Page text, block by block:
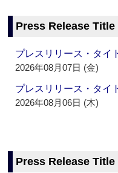
Press Release
プレスリリース・タ
2026年08月07日 (金)
プレスリリース・タ
2026年08月06日 (木)
Press Release